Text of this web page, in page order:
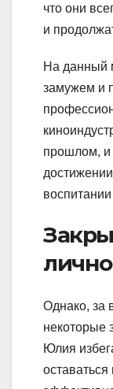
что они
и
На данный
замужем и
прошлом, и
Однако, за
некоторые
Юлия
оставаться